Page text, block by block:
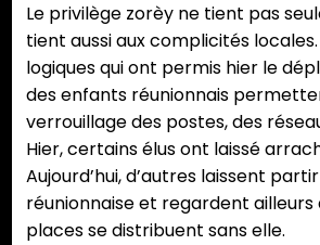
Le privilège zorèy ne tient pas
tient aussi aux complicités
logiques qui ont permis hier le
des enfants réunionnais
verrouillage des postes, des
Hier, certains élus ont laissé
Aujourd’hui, d’autres laissent
réunionnaise et regardent ailleurs
places se distribuent sans elle.